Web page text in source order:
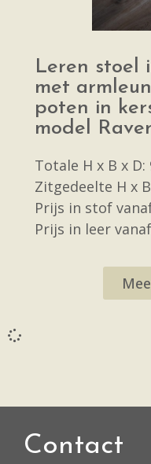
Leren stoel
met
poten in
model
Totale H x B x D:
Zitgedeelte H x
Prijs in stof
Prijs in leer
Contact